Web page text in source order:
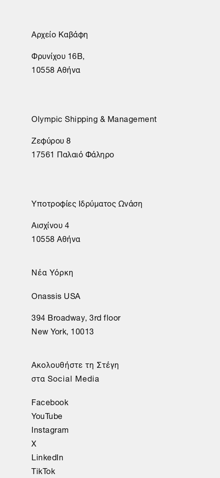
Αρχείο Καβάφη
Φρυνίχου 16Β,
10558 Αθήνα
Olympic Shipping & Management
Ζεφύρου 8
17561 Παλαιό Φάληρο
Υποτροφίες Ιδρύματος Ωνάση
Αισχίνου 4
10558 Αθήνα
Νέα Υόρκη
Onassis USA
394 Broadway, 3rd floor
New York, 10013
Ακολουθήστε τη Στέγη
στα Social Media
Facebook
YouTube
Instagram
X
LinkedIn
TikTok